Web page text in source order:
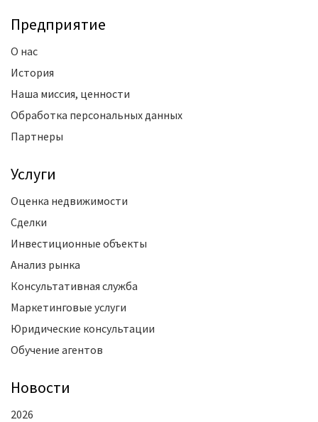
Предприятие
О нас
История
Наша миссия, ценности
Обработка персональных данных
Партнеры
Услуги
Оценка недвижимости
Сделки
Инвестиционные объекты
Анализ рынка
Консультативная служба
Маркетинговые услуги
Юридические консультации
Обучение агентов
Новости
2026